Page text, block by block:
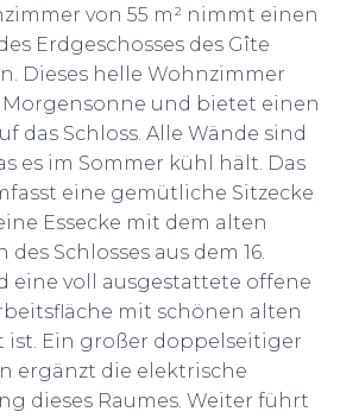
von 55 m² nimmt einen
Erdgeschosses des Gîte
Dieses helle Wohnzimmer
und bietet einen
das Schloss. Alle Wände sind
es im Sommer kühl hält. Das
eine gemütliche Sitzecke
Essecke mit dem alten
des Schlosses aus dem 16.
eine voll ausgestattete offene
mit schönen alten
ist. Ein großer doppelseitiger
ergänzt die elektrische
dieses Raumes. Weiter führt